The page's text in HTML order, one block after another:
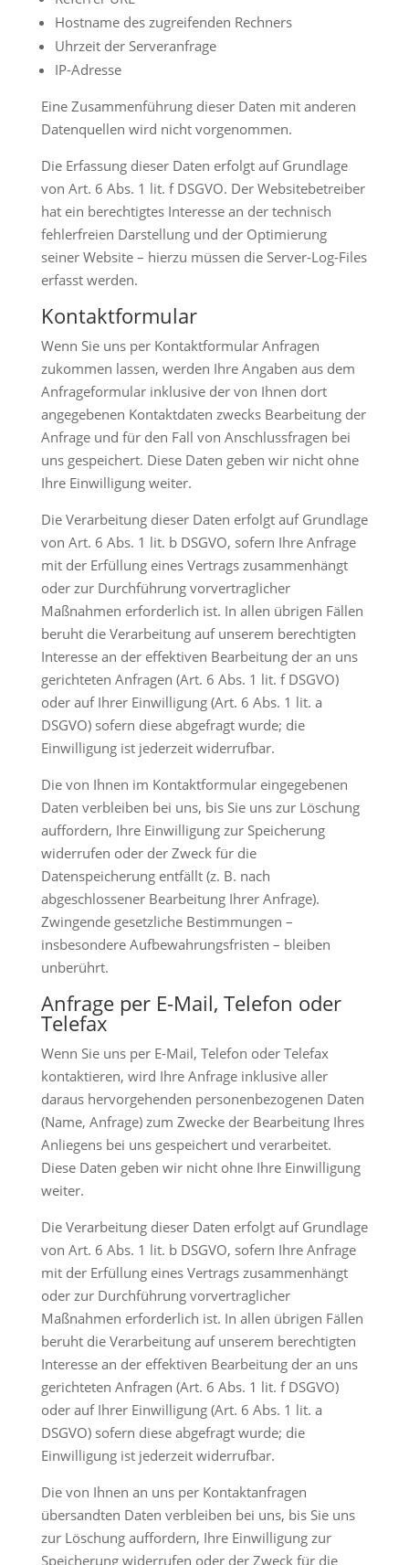
Hostname des zugreifenden Rechners
Uhrzeit der Serveranfrage
IP-Adresse
Eine Zusammenführung dieser Daten mit anderen
Datenquellen wird nicht vorgenommen.
Die Erfassung dieser Daten erfolgt auf Grundlage
von Art. 6 Abs. 1 lit. f DSGVO. Der Websitebetreiber
hat ein berechtigtes Interesse an der technisch
fehlerfreien Darstellung und der Optimierung
seiner Website – hierzu müssen die Server-Log-Files
erfasst werden.
Kontaktformular
Wenn Sie uns per Kontaktformular Anfragen
zukommen lassen, werden Ihre Angaben aus dem
Anfrageformular inklusive der von Ihnen dort
angegebenen Kontaktdaten zwecks Bearbeitung der
Anfrage und für den Fall von Anschlussfragen bei
uns gespeichert. Diese Daten geben wir nicht ohne
Ihre Einwilligung weiter.
Die Verarbeitung dieser Daten erfolgt auf Grundlage
von Art. 6 Abs. 1 lit. b DSGVO, sofern Ihre Anfrage
mit der Erfüllung eines Vertrags zusammenhängt
oder zur Durchführung vorvertraglicher
Maßnahmen erforderlich ist. In allen übrigen Fällen
beruht die Verarbeitung auf unserem berechtigten
Interesse an der effektiven Bearbeitung der an uns
gerichteten Anfragen (Art. 6 Abs. 1 lit. f DSGVO)
oder auf Ihrer Einwilligung (Art. 6 Abs. 1 lit. a
DSGVO) sofern diese abgefragt wurde; die
Einwilligung ist jederzeit widerrufbar.
Die von Ihnen im Kontaktformular eingegebenen
Daten verbleiben bei uns, bis Sie uns zur Löschung
auffordern, Ihre Einwilligung zur Speicherung
widerrufen oder der Zweck für die
Datenspeicherung entfällt (z. B. nach
abgeschlossener Bearbeitung Ihrer Anfrage).
Zwingende gesetzliche Bestimmungen –
insbesondere Aufbewahrungsfristen – bleiben
unberührt.
Anfrage per E-Mail, Telefon oder
Telefax
Wenn Sie uns per E-Mail, Telefon oder Telefax
kontaktieren, wird Ihre Anfrage inklusive aller
daraus hervorgehenden personenbezogenen Daten
(Name, Anfrage) zum Zwecke der Bearbeitung Ihres
Anliegens bei uns gespeichert und verarbeitet.
Diese Daten geben wir nicht ohne Ihre Einwilligung
weiter.
Die Verarbeitung dieser Daten erfolgt auf Grundlage
von Art. 6 Abs. 1 lit. b DSGVO, sofern Ihre Anfrage
mit der Erfüllung eines Vertrags zusammenhängt
oder zur Durchführung vorvertraglicher
Maßnahmen erforderlich ist. In allen übrigen Fällen
beruht die Verarbeitung auf unserem berechtigten
Interesse an der effektiven Bearbeitung der an uns
gerichteten Anfragen (Art. 6 Abs. 1 lit. f DSGVO)
oder auf Ihrer Einwilligung (Art. 6 Abs. 1 lit. a
DSGVO) sofern diese abgefragt wurde; die
Einwilligung ist jederzeit widerrufbar.
Die von Ihnen an uns per Kontaktanfragen
übersandten Daten verbleiben bei uns, bis Sie uns
zur Löschung auffordern, Ihre Einwilligung zur
Speicherung widerrufen oder der Zweck für die